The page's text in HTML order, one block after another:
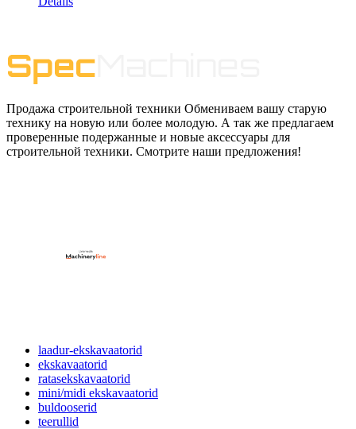
Продажа строительной техники Обмениваем вашу старую
технику на новую или более молодую. А так же предлагаем
проверенные подержанные и новые аксессуары для
строительной техники. Смотрите наши предложения!
laadur-ekskavaatorid
ekskavaatorid
ratasekskavaatorid
mini/midi ekskavaatorid
buldooserid
teerullid